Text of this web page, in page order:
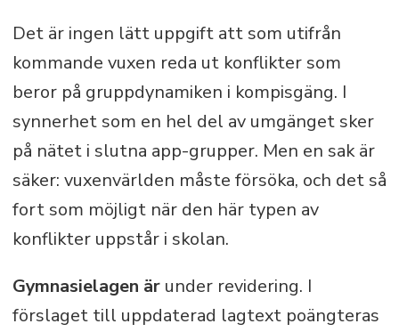
Det är ingen lätt uppgift att som utifrån
kommande vuxen reda ut konflikter som
beror på gruppdynamiken i kompisgäng. I
synnerhet som en hel del av umgänget sker
på nätet i slutna app-grupper. Men en sak är
säker: vuxenvärlden måste försöka, och det så
fort som möjligt när den här typen av
konflikter uppstår i skolan.
Gymnasielagen är under revidering. I
förslaget till uppdaterad lagtext poängteras